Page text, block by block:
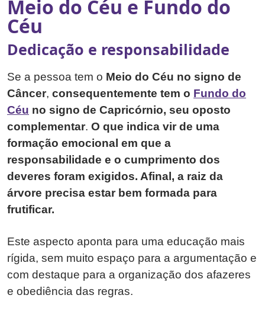
Meio do Céu e Fundo do
Céu
Dedicação e responsabilidade
Se a pessoa tem o Meio do Céu no signo de
Câncer, consequentemente tem o Fundo do
Céu no signo de Capricórnio, seu oposto
complementar. O que indica vir de uma
formação emocional em que a
responsabilidade e o cumprimento dos
deveres foram exigidos. Afinal, a raiz da
árvore precisa estar bem formada para
frutificar.
Este aspecto aponta para uma educação mais
rígida, sem muito espaço para a argumentação e
com destaque para a organização dos afazeres
e obediência das regras.